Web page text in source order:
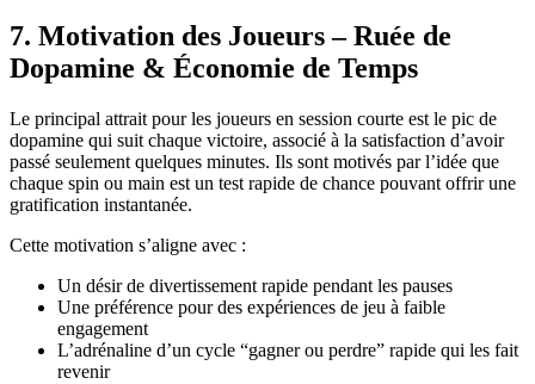
7. Motivation des Joueurs – Ruée de
Dopamine & Économie de Temps
Le principal attrait pour les joueurs en session courte est le pic de
dopamine qui suit chaque victoire, associé à la satisfaction d’avoir
passé seulement quelques minutes. Ils sont motivés par l’idée que
chaque spin ou main est un test rapide de chance pouvant offrir une
gratification instantanée.
Cette motivation s’aligne avec :
Un désir de divertissement rapide pendant les pauses
Une préférence pour des expériences de jeu à faible
engagement
L’adrénaline d’un cycle “gagner ou perdre” rapide qui les fait
revenir